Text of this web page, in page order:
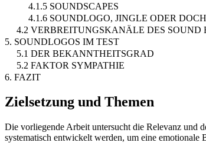
4.1.5 SOUNDSCAPES
4.1.6 SOUNDLOGO, JINGLE ODER
4.2 VERBREITUNGSKANÄLE DES SOUND
5. SOUNDLOGOS IM TEST
5.1 DER BEKANNTHEITSGRAD
5.2 FAKTOR SYMPATHIE
6. FAZIT
Zielsetzung und Themen
Die vorliegende Arbeit untersucht die Relevanz und
systematisch entwickelt werden, um eine